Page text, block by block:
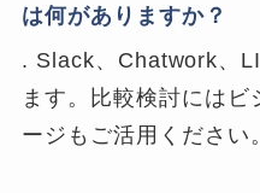
は何がありますか？
. Slack、Chatwork、
ます。比較検討には
ージもご活用ください。